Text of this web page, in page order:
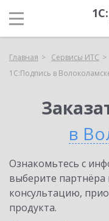
Главная Сервисы ИТС
1С:Подпись в
в
Ознакомьтесь с
выберите партнёра
консультацию,
продукта.